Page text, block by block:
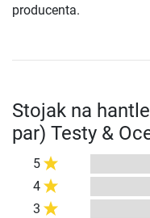
producenta.
Stojak na
par) Testy &
5
4
3